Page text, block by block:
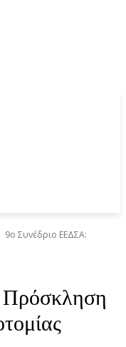
9o Συνέδριο ΕΕΔΣΑ: